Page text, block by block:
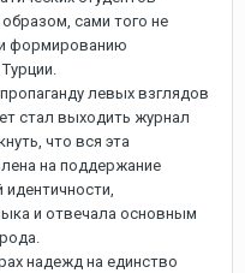
сами того не
формированию
левых взглядов
стал выходить журнал
что вся эта
на поддержание
идентичности,
и отвечала основным
надежд на единство